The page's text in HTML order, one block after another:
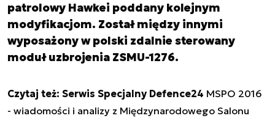
patrolowy Hawkei poddany kolejnym
modyfikacjom. Został między innymi
wyposażony w polski zdalnie sterowany
moduł uzbrojenia ZSMU-1276.
Czytaj też: Serwis Specjalny Defence24 MSPO 2016
- wiadomości i analizy z Międzynarodowego Salonu